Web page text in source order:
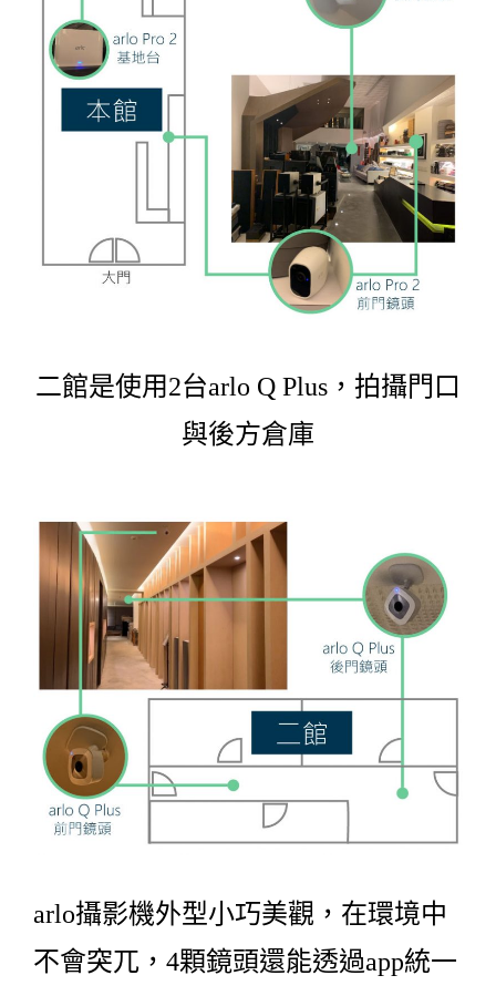
二館是使用2台arlo Q Plus，拍攝門口
與後方倉庫
arlo攝影機外型小巧美觀，在環境中
不會突兀，4顆鏡頭還能透過app統一